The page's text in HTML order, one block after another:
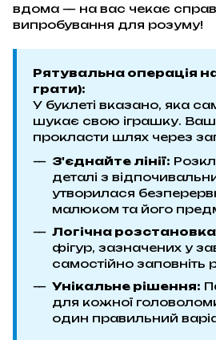
вдома — на вас чекає
випробування для розуму!
Рятувальна операція
грати):
У буклеті вказано, яка
шукає свою іграшку.
прокласти шлях через
З'єднайте лінії:
деталі з
утворилася
малюком та його
Логічна
фігур, зазначених у
самостійно заповніть
Унікальне рішення:
для кожної
один правильний